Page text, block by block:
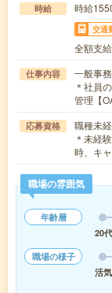
時給 時給
交通
全額支給
仕事内容
一般事務
＊社員
管理【
応募資格
職種未
＊未経
時、キ
職場の雰囲気
年齢層
20代
職場の様子
活